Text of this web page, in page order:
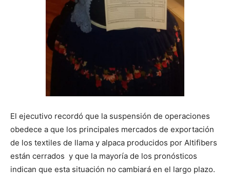
El ejecutivo recordó que la suspensión de operaciones
obedece a que los principales mercados de exportación
de los textiles de llama y alpaca producidos por Altifibers
están cerrados y que la mayoría de los pronósticos
indican que esta situación no cambiará en el largo plazo.